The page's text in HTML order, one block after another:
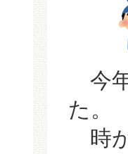
今
た。
時